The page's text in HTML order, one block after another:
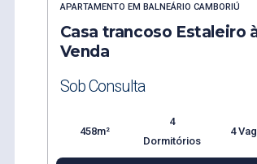
APARTAMENTO EM BALNEÁRIO CAMBORIÚ
Casa trancoso Estaleiro
Venda
Sob Consulta
458m²
4
Dormitórios
4